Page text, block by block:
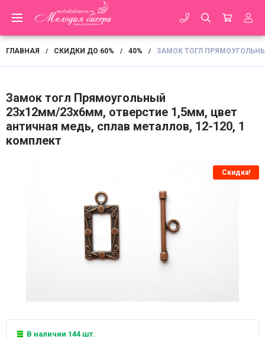
ГЛАВНАЯ / СКИДКИ ДО 60% / 40% / ЗАМОК ТОГЛ
Замок тогл Прямоугольный
23х12мм/23х6мм, отверстие 1,5мм, цвет
античная медь, сплав металлов, 12-120, 1
комплект
Скидка!
В наличии 144 шт.